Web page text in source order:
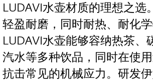
LUDAVI水壶材质的理想之选
轻盈耐磨，同时耐热、耐化学
LUDAVI水壶能够容纳热茶、
汽水等多种饮品，同时在使
抗击常见的机械应力。研发